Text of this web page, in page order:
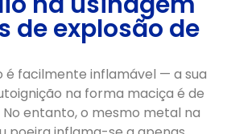
de explosão de
é facilmente inflamável — a sua
na forma maciça é de
No entanto, o mesmo metal na